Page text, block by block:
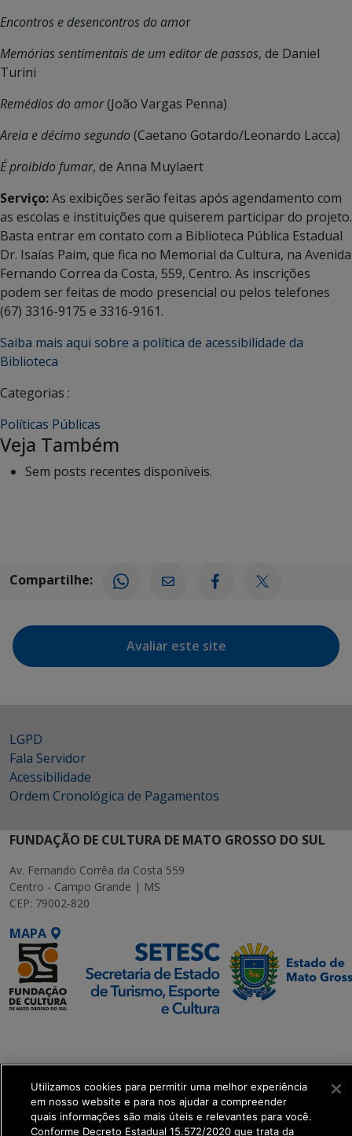
Encontros e desencontros do amor
Memórias sentimentais de um editor de passos, de Daniel
Turini
Remédios do amor(João Vargas Penna)
Areia e décimo segundo(Caetano Gotardo/Leonardo Lacca)
É proibido fumar, de Anna Muylaert
Serviço:As exibições serão feitas após agendamento com
as escolas e instituições que quiserem participar do projeto.
Basta entrar em contato com a Biblioteca Pública Estadual
Dr. Isaías Paim, que fica no Memorial da Cultura, na Avenida
Fernando Correa da Costa, 559, Centro. As inscrições
podem ser feitas de modo presencial ou pelos telefones
(67) 3316-9175 e 3316-9161.
Saiba mais aqui sobre a política de acessibilidade da
Biblioteca
Categorias :
Políticas Públicas
Veja Também
Sem posts recentes disponíveis.
Compartilhe:
Avaliar este site
LGPD
Fala Servidor
Acessibilidade
Ordem Cronológica de Pagamentos
FUNDAÇÃO DE CULTURA DE MATO GROSSO DO SUL
Av. Fernando Corrêa da Costa 559
Centro - Campo Grande | MS
CEP: 79002-820
MAPA
Transformação Digital
get_footer();
Utilizamos cookies para permitir uma melhor experiência
em nosso website e para nos ajudar a compreender
quais informações são mais úteis e relevantes para você.
Conforme Decreto Estadual 15.572/2020 que trata da